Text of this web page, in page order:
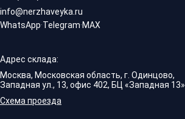
info@nerzhaveyka.ru
WhatsApp·Telegram·MAX
Адрес склада:
Москва, Московская область, г. Одинцово,
Западная ул., 13, офис 402, БЦ «Западная 13».
Схема проезда